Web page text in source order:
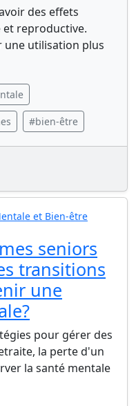
des effets
et reproductive.
une utilisation plus
#bien-être
et Bien-être
seniors
transitions
une
pour gérer des
la perte d'un
la santé mentale